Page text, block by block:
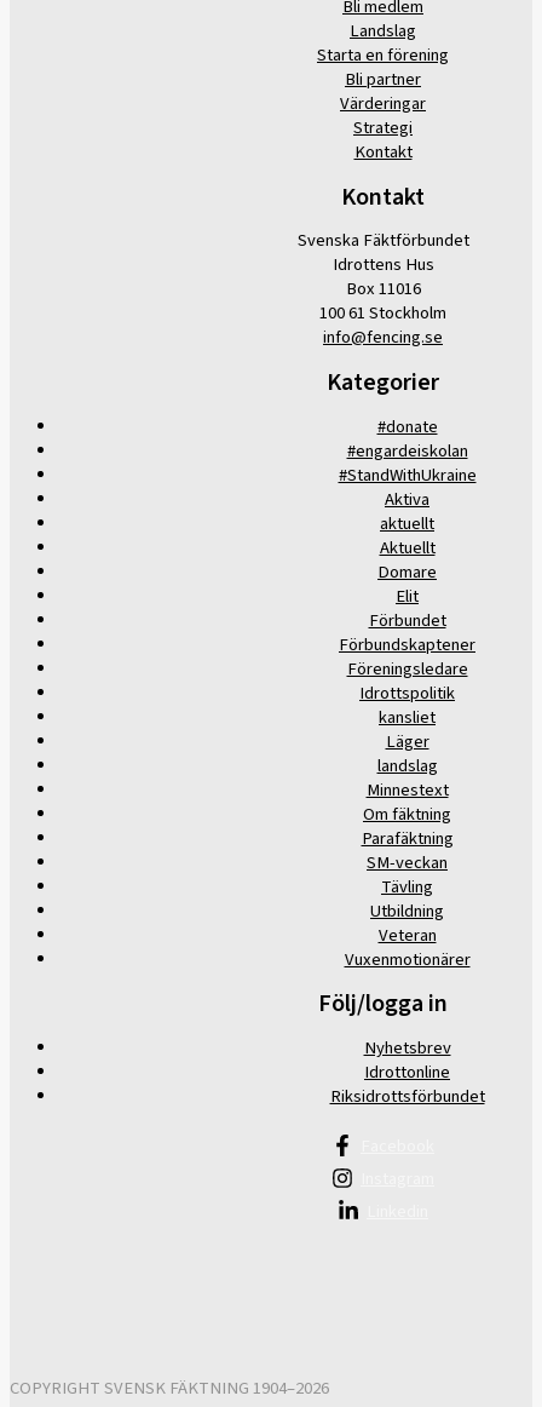
Bli medlem
Landslag
Starta en förening
Bli partner
Värderingar
Strategi
Kontakt
Kontakt
Svenska Fäktförbundet
Idrottens Hus
Box 11016
100 61 Stockholm
info@fencing.se
Kategorier
#donate
#engardeiskolan
#StandWithUkraine
Aktiva
aktuellt
Aktuellt
Domare
Elit
Förbundet
Förbundskaptener
Föreningsledare
Idrottspolitik
kansliet
Läger
landslag
Minnestext
Om fäktning
Parafäktning
SM-veckan
Tävling
Utbildning
Veteran
Vuxenmotionärer
Följ/logga in
Nyhetsbrev
Idrottonline
Riksidrottsförbundet
COPYRIGHT SVENSK FÄKTNING 1904–2026